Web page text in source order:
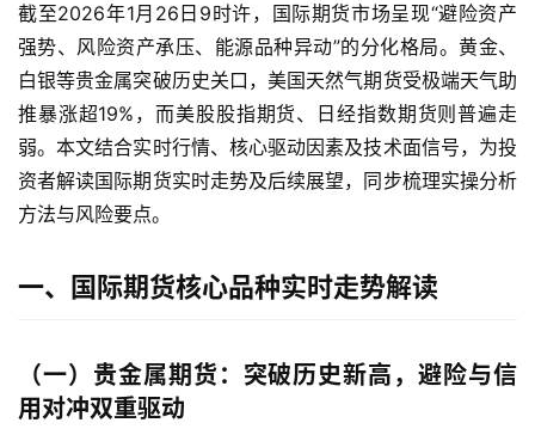
截至2026年1月26日9时许，国际期货市场呈现“避险资产
强势、风险资产承压、能源品种异动”的分化格局。黄金、
白银等贵金属突破历史关口，美国天然气期货受极端天气助
推暴涨超19%，而美股股指期货、日经指数期货则普遍走
弱。本文结合实时行情、核心驱动因素及技术面信号，为投
资者解读国际期货实时走势及后续展望，同步梳理实操分析
方法与风险要点。
一、国际期货核心品种实时走势解读
（一）贵金属期货：突破历史新高，避险与信
用对冲双重驱动